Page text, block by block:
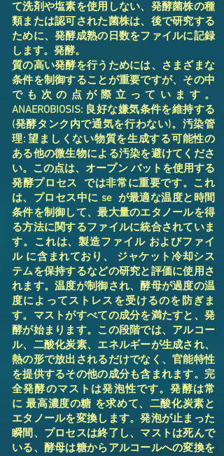
て洗剤や塩素を使用しない、発酵菌株の種
類または認可された菌株は、後で研究する
ために、発酵成熟の日数をファイルに記録
します。発酵。
質の高い発酵を行うためには、さまざまな
条件を制御することが重要ですが、その中
でも次の点が際立っています。
ANAEROBIOSIS: 良好な嫌気条件を維持する
(発酵タンク内で通気を行わない)。汚染管
理: 望ましくない物質を生成する可能性の
ある他の微生物による汚染を避けてくださ
い。この点は、オープン バットを使用する
発酵プロセス では非常に重要です。これ
は、プロセス中に se が最適な温度と時間
条件を制御して、最大量のエタノールを得
る方法に関するファイルに統合されていま
す。これは、製造ファイル およびファイ
ル に含まれており、 ジャケット冷却シス
テムを保持するなどの研究と評価に使用さ
れます。温度が制御され、酵母が過度の温
度によってストレスを受けるのを防ぎま
す。マストがすべての成分を満たすと、発
酵が始まります。この段階では、アルコー
ル、二酸化炭素、エネルギーが生成され、
熱の形で放出されるだけでなく、官能特性
を提供するその他の成分も含まれます。完
全発酵のマストは発泡性です。発酵は常
に 最高濃度の糖 を求めて、二酸化炭素と
エタノールを変換します。発泡が止まった
瞬間、プロセスは終了し、マストは死んで
いる、酵母は糖からアルコールへの変換を